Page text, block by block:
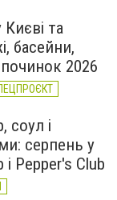
та
басейни,
2026
соул і
серпень у
і Pepper's Club